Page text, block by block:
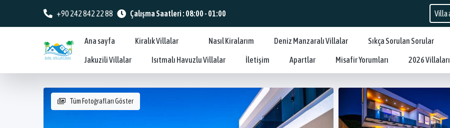
+90 242 842 22 88 Çalışma Saatleri : 08:00 - 01:00
Ana sayfa Kiralık Villalar Nasıl Kiralarım Deniz Manzaralı Villalar Sıkça Sorulan Sorular
Jakuzili Villalar Isıtmalı Havuzlu Villalar İletişim Apartlar Misafir Yorumları 2026 Villaları
Tüm Fotoğrafları Göster